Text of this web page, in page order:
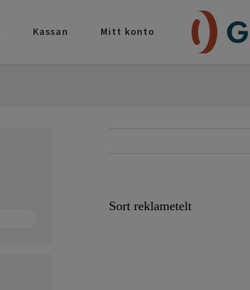
Kassan Mitt konto
Sort reklametelt